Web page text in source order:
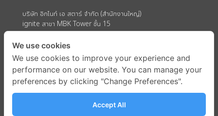
บริษัท อิกไนท์ เอ สตาร์ จำกัด (สำนักงานใหญ่)
ignite สาขา MBK Tower ชั้น 15
ถนนพญาไท แขวงวังใหม่ เขตปทุมวัน กรุงเทพมหานคร 10330
We use cookies
We use cookies to improve your experience and
performance on our website. You can manage your
preferences by clicking "Change Preferences".
Accept All